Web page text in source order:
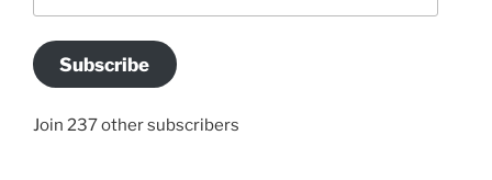
Subscribe
Join 237 other subscribers